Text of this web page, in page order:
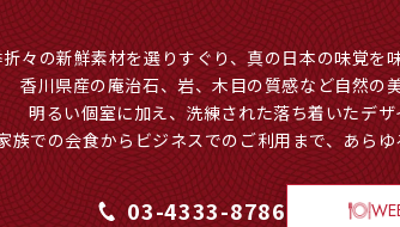
折々の新鮮素材を選りすぐり、真の日本の味覚を
香川県産の庵治石、岩、木目の質感など自然の
明るい個室に加え、洗練された落ち着いたデ
族での会食からビジネスでのご利用まで、あら
03-4333-8786